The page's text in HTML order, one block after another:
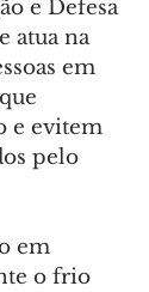
e Defesa
atua na
em
e evitem
pelo
em
o frio